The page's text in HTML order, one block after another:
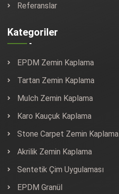
Referanslar
Kategoriler
EPDM Zemin Kaplama
Tartan Zemin Kaplama
Mulch Zemin Kaplama
Karo Kauçuk Kaplama
Stone Carpet Zemin Kaplama
Akrilik Zemin Kaplama
Sentetik Çim Uygulaması
EPDM Granül